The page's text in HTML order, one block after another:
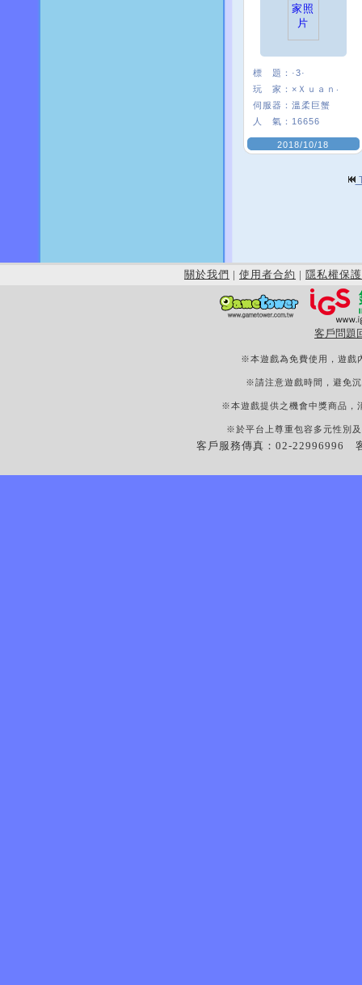
標 題： ·3·
玩 家： ×Ｘｕａｎ‧
伺服器： 溫柔巨蟹
人 氣： 16656
2018/10/18
關於我們 | 使用者合約 | 隱私權保護
客戶問題
※本遊戲為免費使用，遊戲
※請注意遊戲時間，避免
※本遊戲提供之機會中獎商品，
※於平台上尊重包容多元性別
客戶服務傳真：02-22996996